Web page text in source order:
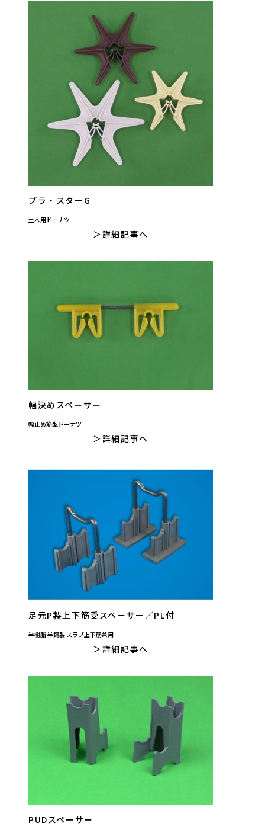
プラ・スターG
土木用ドーナツ
詳細記事へ
幅決めスペーサー
幅止め筋型ドーナツ
詳細記事へ
足元P製上下筋受スペーサー／PL付
半樹脂 半鋼製 スラブ上下筋兼用
詳細記事へ
PUDスペーサー